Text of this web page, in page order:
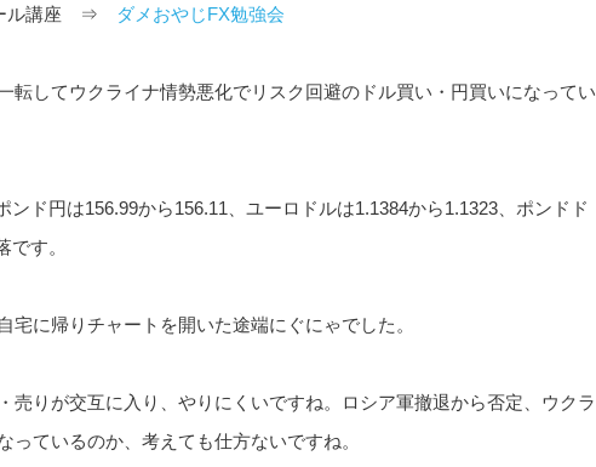
ール講座 ⇒
ダメおやじFX勉強会
転してウクライナ情勢悪化でリスク回避のドル買い・円買いになってい
ンド円は156.99から156.11、ユーロドルは1.1384から1.1323、ポンドド
です。
宅に帰りチャートを開いた途端にぐにゃでした。
売りが交互に入り、やりにくいですね。ロシア軍撤退から否定、ウクラ
っているのか、考えても仕方ないですね。